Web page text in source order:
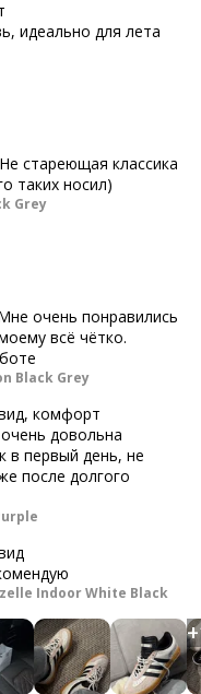
идеально для лета
стареющая классика
таких носил)
Grey
очень понравились
всё чётко.
Black Grey
комфорт
довольна
в первый день, не
после долгого
Indoor White Black
+